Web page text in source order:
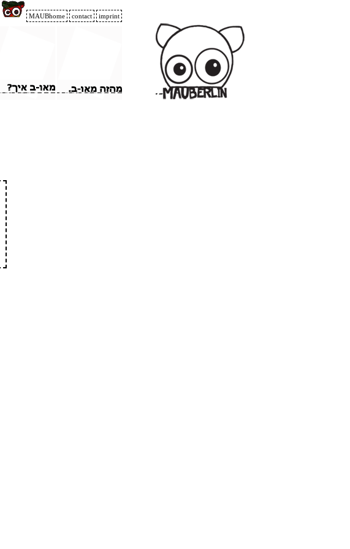
MAUBhome contact imprint